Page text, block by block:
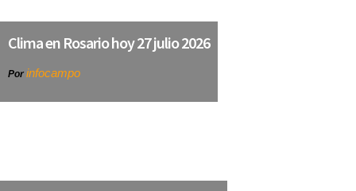
Clima en Rosario hoy 27 julio 2026
Por infocampo